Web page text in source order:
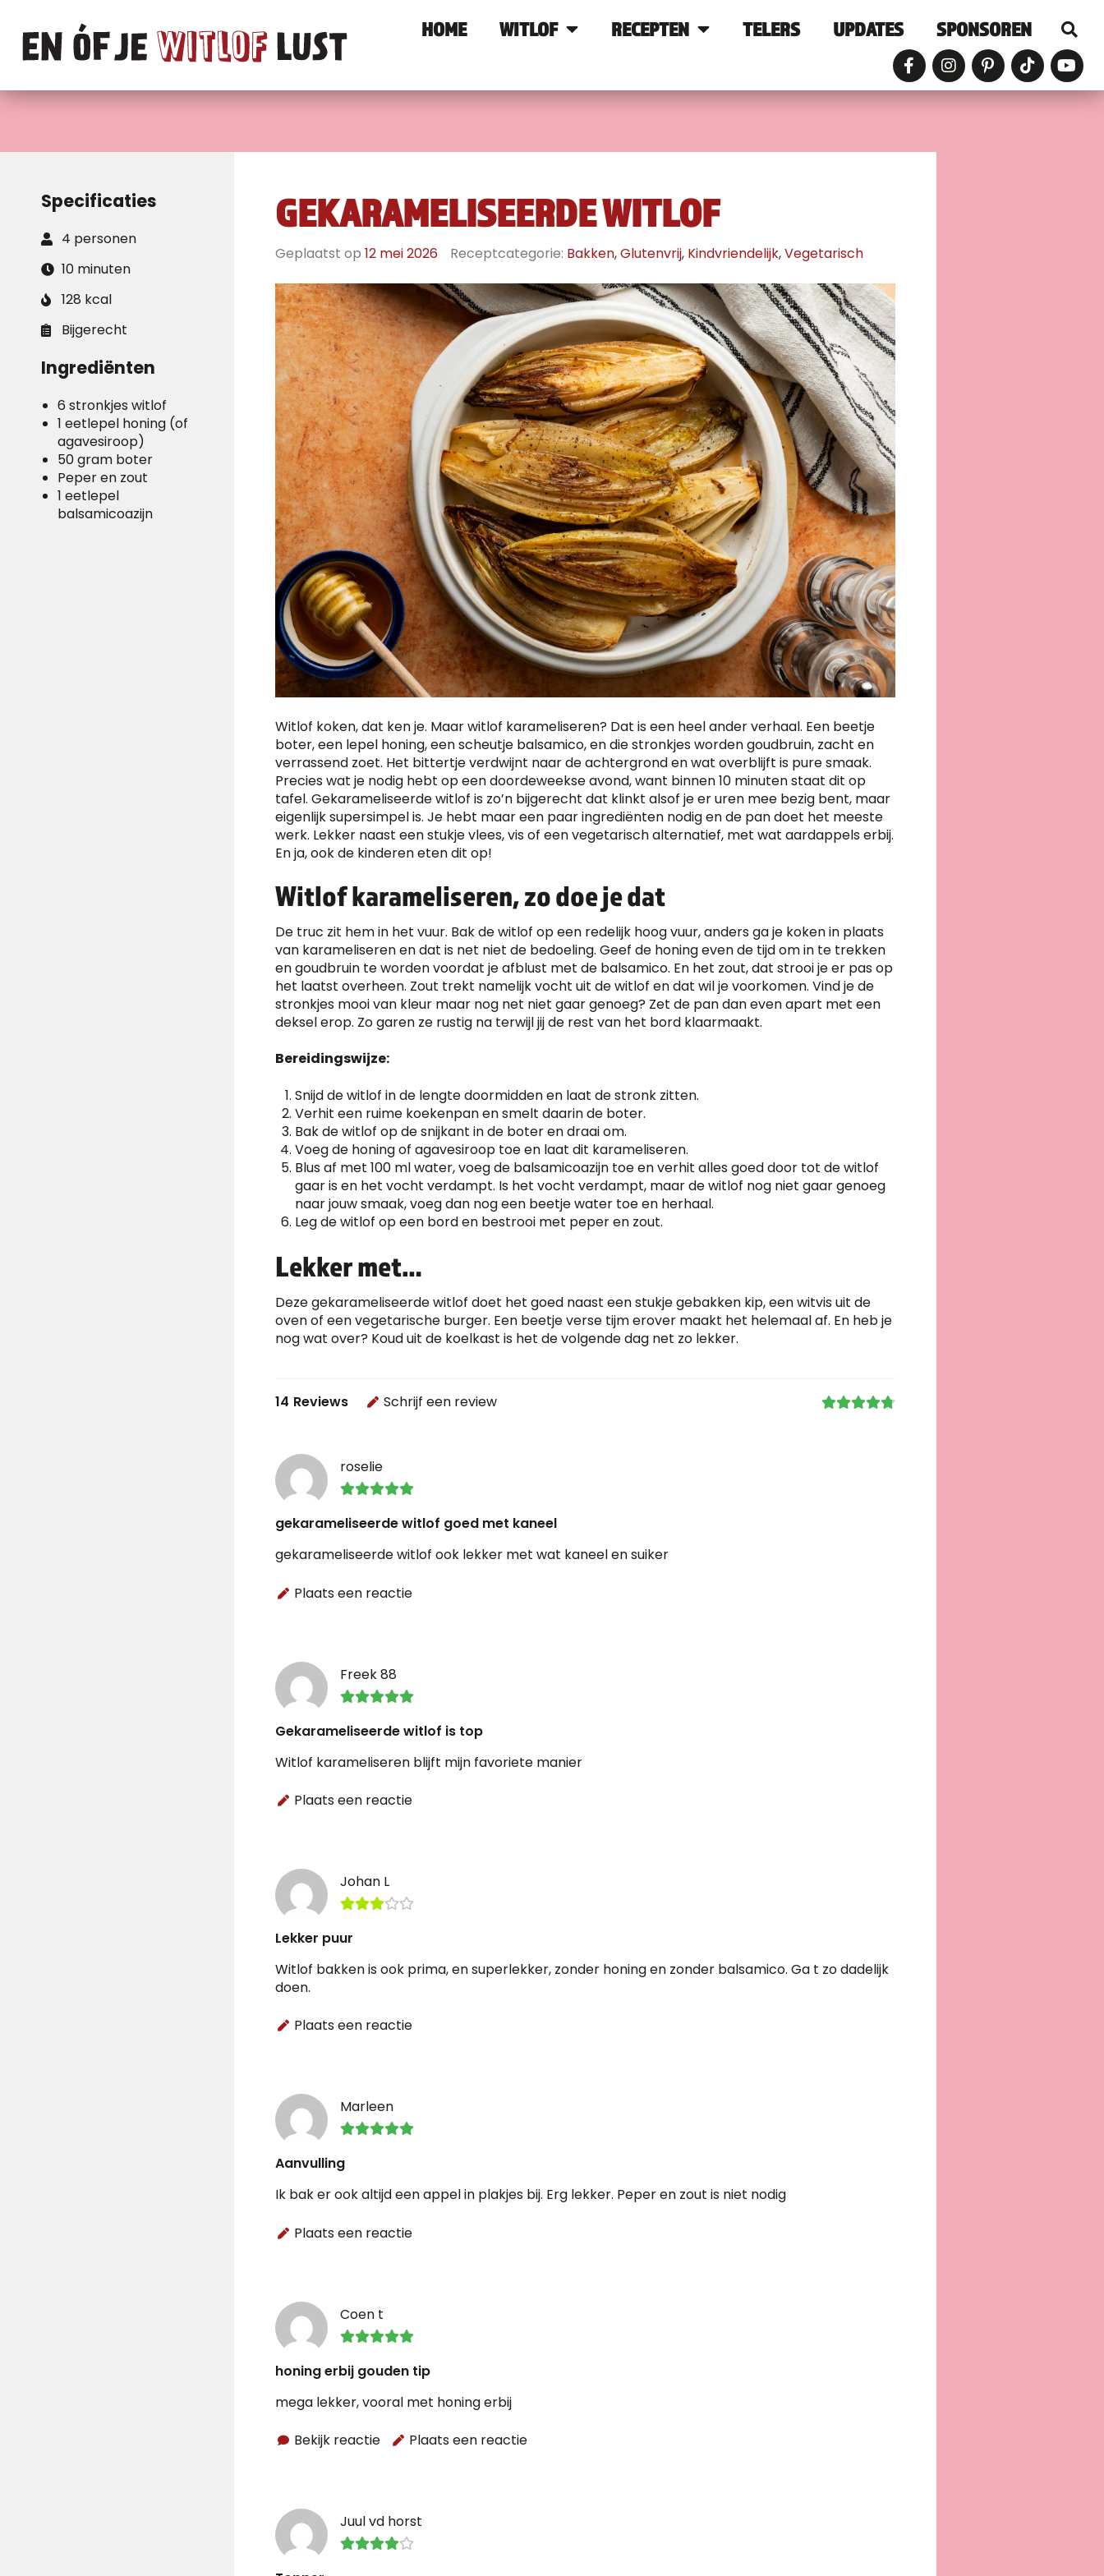
HOME WITLOF RECEPTEN TELERS UPDATES SPONSOREN
Specificaties
4 personen
10 minuten
128 kcal
Bijgerecht
Ingrediënten
6 stronkjes witlof
1 eetlepel honing (of
agavesiroop)
50 gram boter
Peper en zout
1 eetlepel
balsamicoazijn
GEKARAMELISEERDE WITLOF
Geplaatst op 12 mei 2026 Receptcategorie: Bakken,Glutenvrij, Kindvriendelijk,Vegetarisch
Witlof koken, dat ken je. Maar witlof karameliseren? Dat is een heel ander verhaal. Een beetje
boter, een lepel honing, een scheutje balsamico, en die stronkjes worden goudbruin, zacht en
verrassend zoet. Het bittertje verdwijnt naar de achtergrond en wat overblijft is pure smaak.
Precies wat je nodig hebt op een doordeweekse avond, want binnen 10 minuten staat dit op
tafel. Gekarameliseerde witlof is zo’n bijgerecht dat klinkt alsof je er uren mee bezig bent, maar
eigenlijk supersimpel is. Je hebt maar een paar ingrediënten nodig en de pan doet het meeste
werk. Lekker naast een stukje vlees, vis of een vegetarisch alternatief, met wat aardappels erbij.
En ja, ook de kinderen eten dit op!
Witlof karameliseren, zo doe je dat
De truc zit hem in het vuur. Bak de witlof op een redelijk hoog vuur, anders ga je koken in plaats
van karameliseren en dat is net niet de bedoeling. Geef de honing even de tijd om in te trekken
en goudbruin te worden voordat je afblust met de balsamico. En het zout, dat strooi je er pas op
het laatst overheen. Zout trekt namelijk vocht uit de witlof en dat wil je voorkomen. Vind je de
stronkjes mooi van kleur maar nog net niet gaar genoeg? Zet de pan dan even apart met een
deksel erop. Zo garen ze rustig na terwijl jij de rest van het bord klaarmaakt.
Bereidingswijze:
Snijd de witlof in de lengte doormidden en laat de stronk zitten.
Verhit een ruime koekenpan en smelt daarin de boter.
Bak de witlof op de snijkant in de boter en draai om.
Voeg de honing of agavesiroop toe en laat dit karameliseren.
Blus af met 100 ml water, voeg de balsamicoazijn toe en verhit alles goed door tot de witlof
gaar is en het vocht verdampt. Is het vocht verdampt, maar de witlof nog niet gaar genoeg
naar jouw smaak, voeg dan nog een beetje water toe en herhaal.
Leg de witlof op een bord en bestrooi met peper en zout.
Lekker met…
Deze gekarameliseerde witlof doet het goed naast een stukje gebakken kip, een witvis uit de
oven of een vegetarische burger. Een beetje verse tijm erover maakt het helemaal af. En heb je
nog wat over? Koud uit de koelkast is het de volgende dag net zo lekker.
14 Reviews Schrijf een review
roselie
gekarameliseerde witlof goed met kaneel
gekarameliseerde witlof ook lekker met wat kaneel en suiker
Plaats een reactie
Freek 88
Gekarameliseerde witlof is top
Witlof karameliseren blijft mijn favoriete manier
Plaats een reactie
Johan L
Lekker puur
Witlof bakken is ook prima, en superlekker, zonder honing en zonder balsamico. Ga t zo dadelijk
doen.
Plaats een reactie
Marleen
Aanvulling
Ik bak er ook altijd een appel in plakjes bij. Erg lekker. Peper en zout is niet nodig
Plaats een reactie
Coen t
honing erbij gouden tip
mega lekker, vooral met honing erbij
Bekijk reactie Plaats een reactie
Juul vd horst